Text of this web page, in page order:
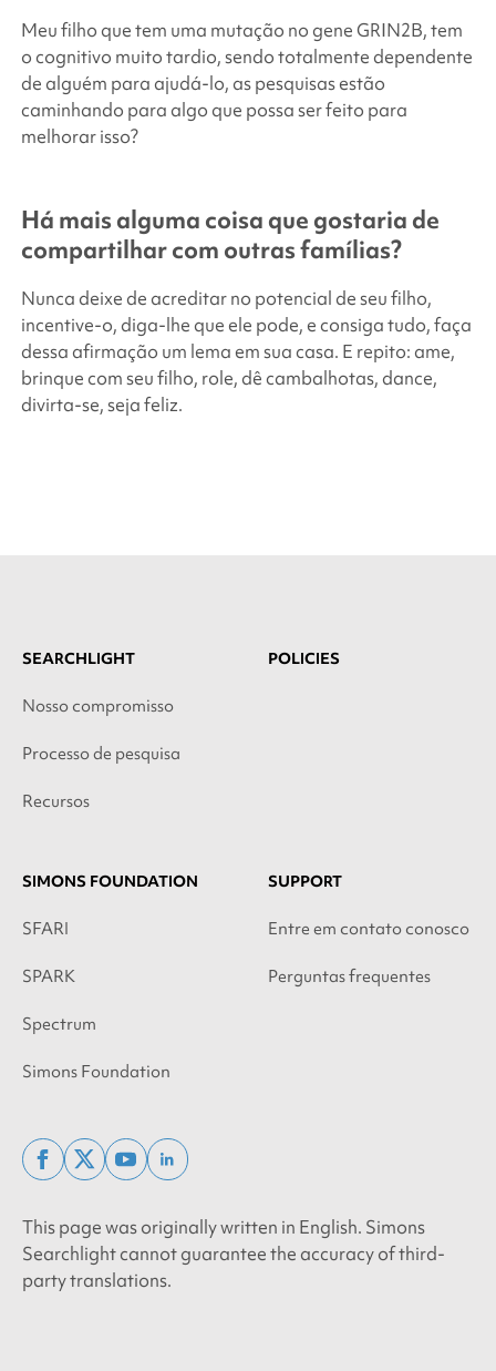
Meu filho que tem uma mutação no gene GRIN2B, tem
o cognitivo muito tardio, sendo totalmente dependente
de alguém para ajudá-lo, as pesquisas estão
caminhando para algo que possa ser feito para
melhorar isso?
Há mais alguma coisa que gostaria de
compartilhar com outras famílias?
Nunca deixe de acreditar no potencial de seu filho,
incentive-o, diga-lhe que ele pode, e consiga tudo, faça
dessa afirmação um lema em sua casa. E repito: ame,
brinque com seu filho, role, dê cambalhotas, dance,
divirta-se, seja feliz.
SEARCHLIGHT
Nosso compromisso
Processo de pesquisa
Recursos
POLICIES
SIMONS FOUNDATION
SFARI
SPARK
Spectrum
Simons Foundation
SUPPORT
Entre em contato conosco
Perguntas frequentes
facebook
x
youtubelinkedin
This page was originally written in English. Simons
Searchlight cannot guarantee the accuracy of third-
party translations.